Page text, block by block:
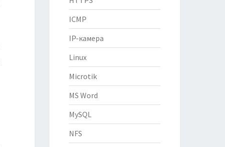
ICMP
IP-камера
Linux
Microtik
MS Word
MySQL
NFS